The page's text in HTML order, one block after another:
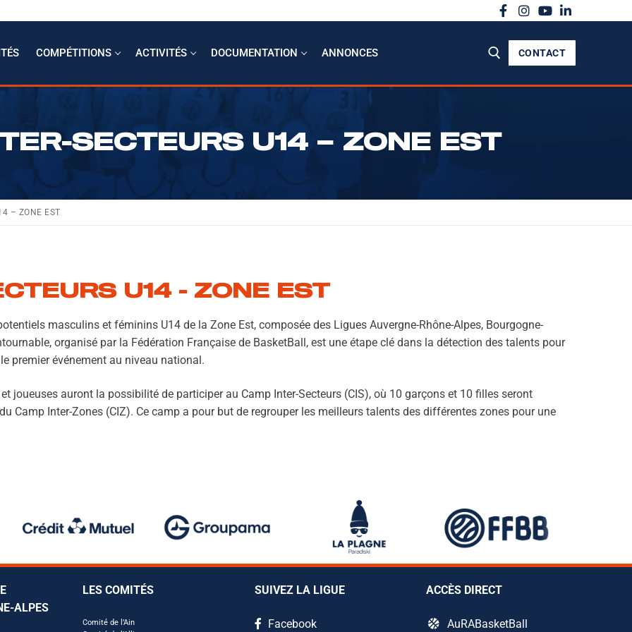
COMPÉTITIONS ACTIVITÉS DOCUMENTATION ANNONCES CONTACT
clés
U13
(Pôle Espoirs)
SECTEURS U14 – ZONE EST
– ZONE EST
U14 - ZONE EST
masculins et féminins U14 de la Zone Est, composée des Ligues Auvergne-Rhône-Alpes, Bourgogne-
organisé par la Fédération Française de BasketBall, est une étape clé dans la détection des talents pour
premier événement au niveau national.
joueuses auront la possibilité de participer au Camp Inter-Secteurs (CIS), où 10 garçons et 10 filles seront
Camp Inter-Zones (CIZ). Ce camp a pour but de regrouper les meilleurs talents des différentes zones pour une
ALPES
LES COMITÉS
Comité de l’Ain
SUIVEZ LA LIGUE
Facebook
ACCÈS DIRECT
AuRABasketBall